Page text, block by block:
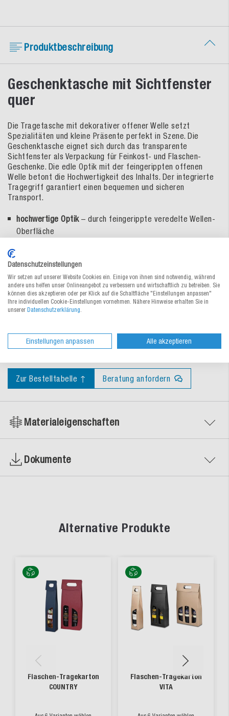
Produktbeschreibung
Geschenktasche mit Sichtfenster
quer
Die Tragetasche mit dekorativer offener Welle setzt
Spezialitäten und kleine Präsente perfekt in Szene. Die
Geschenktasche eignet sich durch das transparente
Sichtfenster als Verpackung für Feinkost- und Flaschen-
Geschenke. Die edle Optik mit der feingerippten offenen
Welle betont die Hochwertigkeit des Inhalts. Der integrierte
Tragegriff garantiert einen bequemen und sicheren
Transport.
hochwertige Optik – durch feingerippte veredelte Wellen-
Oberfläche
spart Lagerplatz– wird flach angeliefert
einfach aufgerichtet –dank grosser Öffnung schnell
befüllt
transparentes Sichtfenster aus
aus stabilemWellkarton recyclingfähig
Zur Bestelltabelle ↑ Beratung anfordern
Materialeigenschaften
Dokumente
Alternative Produkte
Flaschen-Tragekarton
COUNTRY
Flaschen-Tragekarton
VITA
Datenschutzeinstellungen
Wir setzen auf unserer Website Cookies ein. Einige von ihnen sind notwendig, während
andere uns helfen unser Onlineangebot zu verbessern und wirtschaftlich zu betreiben. Sie
können dies akzeptieren oder per Klick auf die Schaltfläche "Einstellungen anpassen"
Ihre individuellen Cookie-Einstellungen vornehmen. Nähere Hinweise erhalten Sie in
unserer Datenschutzerklärung.
Einstellungen anpassen Alle akzeptieren